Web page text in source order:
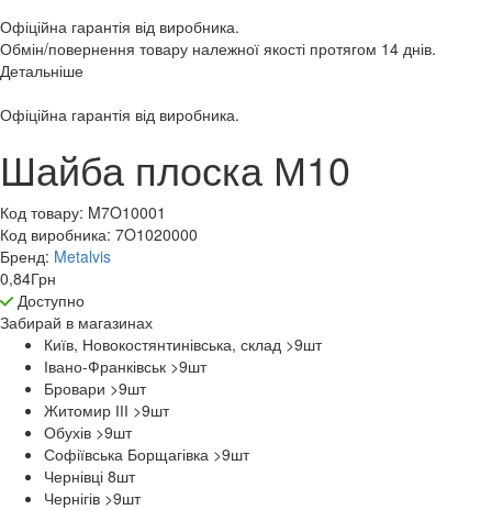
Офіційна гарантія від виробника.
Обмін/повернення товару належної якості протягом 14 днів.
Детальніше
Офіційна гарантія від виробника.
Шайба плоска М10
Код товару: M7O10001
Код виробника: 7O1020000
Бренд: Metalvis
0,84Грн
Доступно
Забирай в магазинах
Київ, Новокостянтинівська, склад >9шт
Івано-Франківськ >9шт
Бровари >9шт
Житомир ІІІ >9шт
Обухів >9шт
Софіївська Борщагівка >9шт
Чернівці 8шт
Чернігів >9шт